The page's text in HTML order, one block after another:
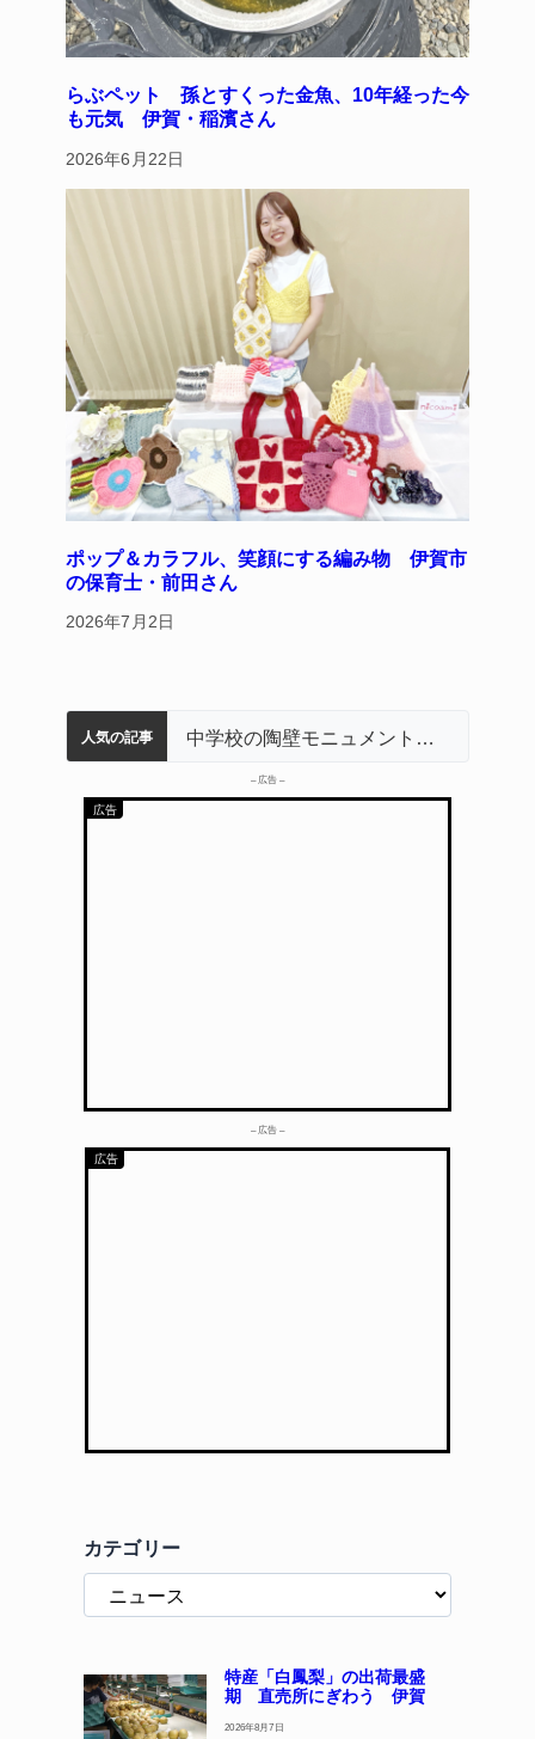
らぶペット 孫とすくった金魚、10年経った今
も元気 伊賀・稲濱さん
2026年6月22日
ポップ＆カラフル、笑顔にする編み物 伊賀市
の保育士・前田さん
2026年7月2日
人気の記事
名張市水道料金47％値上げへ 答申案、審議会で大筋まとまる 中学校の陶壁モニュメント 地元建設会社がボランティアで清掃 伊賀
名張市立病院のDMAT、熊本地震の被災地へ 能登以来3回目の派遣
器物損壊容疑で83歳女逮捕 伊賀署
「息子が妊娠させた」母娘だまされ400万円詐欺被害 名張
– 広告 –
– 広告 –
カテゴリー
特産「白鳳梨」の出荷最盛
期 直売所にぎわう 伊賀
2026年8月7日